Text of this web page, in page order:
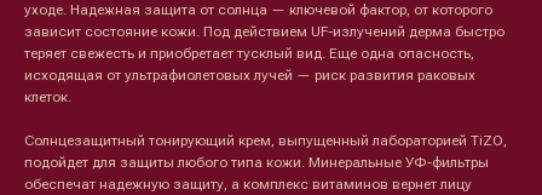
уходе. Надежная защита от солнца — ключевой фактор, от которого
зависит состояние кожи. Под действием UF-излучений дерма быстро
теряет свежесть и приобретает тусклый вид. Еще одна опасность,
исходящая от ультрафиолетовых лучей — риск развития раковых
клеток.
Солнцезащитный тонирующий крем, выпущенный лабораторией TiZO,
подойдет для защиты любого типа кожи. Минеральные УФ-фильтры
обеспечат надежную защиту, а комплекс витаминов вернет лицу